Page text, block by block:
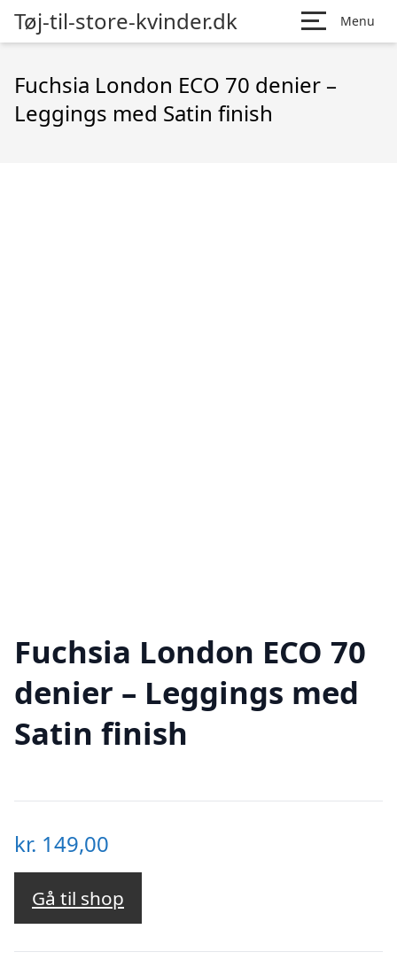
Tøj-til-store-kvinder.dk Menu
Fuchsia London ECO 70 denier –
Leggings med Satin finish
Fuchsia London ECO 70
denier – Leggings med
Satin finish
kr. 149,00
Gå til shop